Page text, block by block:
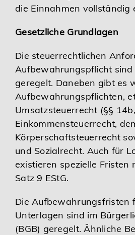
die Einnahmen vollständig
Gesetzliche Grundlagen
Die steuerrechtlichen
Aufbewahrungspflicht sind
geregelt. Daneben gibt es
Aufbewahrungspflichten,
Umsatzsteuerrecht (§§
Einkommensteuerrecht,
Körperschaftsteuerrecht
und Sozialrecht. Auch für
existieren spezielle Fristen
Satz 9 EStG.
Die Aufbewahrungsfristen
Unterlagen sind im
(BGB) geregelt. Ähnliche